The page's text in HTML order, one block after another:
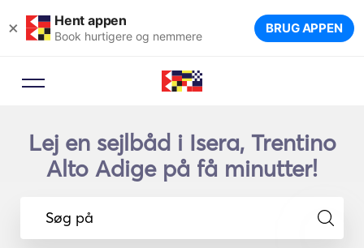
× Hent appen
Book hurtigere og nemmere BRUG APPEN
Lej en sejlbåd i Isera, Trentino
Alto Adige på få minutter!
Søg på